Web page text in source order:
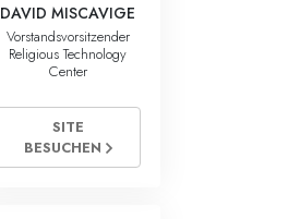
DAVID MISCAVIGE
Vorstandsvorsitzender
Religious Technology
Center
SITE
BESUCHEN